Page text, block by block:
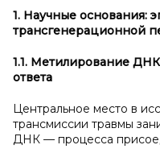
1. Научные основания:
трансгенерационной
1.1. Метилирование
ответа
Центральное место в
трансмиссии травмы
ДНК — процесса